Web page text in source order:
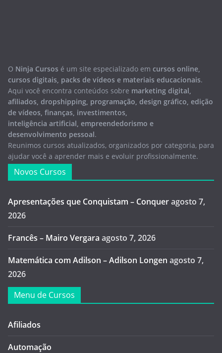
O Ninja Cursos é um site especializado em cursos online,
cursos digitais, packs de vídeos e materiais educacionais.
Aqui você encontra conteúdos sobre marketing digital,
afiliados, dropshipping, programação, design gráfico, edição
de vídeos, finanças, investimentos,
inteligência artificial, empreendedorismo e
desenvolvimento pessoal.
Reunimos cursos atualizados, organizados por categoria, para
ajudar você a aprender mais e evoluir profissionalmente.
Novos Cursos
Apresentações que Conquistam – Conqueragosto 7,
2026
Francês – Mairo Vergara agosto 7, 2026
Matemática com Adilson – Adilson Longen agosto 7,
2026
Menu de Cursos
Afiliados
Automação